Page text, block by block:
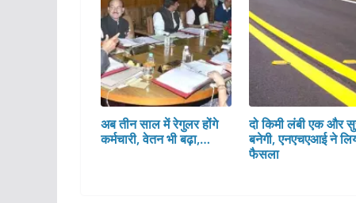
अब तीन साल में रेगुलर होंगे
कर्मचारी, वेतन भी बढ़ा,…
दो किमी लंबी एक और
बनेगी, एनएचएआई ने
फैसला